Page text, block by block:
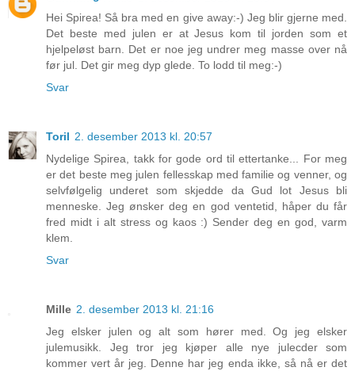
Hei Spirea! Så bra med en give away:-) Jeg blir gjerne med.
Det beste med julen er at Jesus kom til jorden som et
hjelpeløst barn. Det er noe jeg undrer meg masse over nå
før jul. Det gir meg dyp glede. To lodd til meg:-)
Svar
Toril 2. desember 2013 kl. 20:57
Nydelige Spirea, takk for gode ord til ettertanke... For meg
er det beste meg julen fellesskap med familie og venner, og
selvfølgelig underet som skjedde da Gud lot Jesus bli
menneske. Jeg ønsker deg en god ventetid, håper du får
fred midt i alt stress og kaos :) Sender deg en god, varm
klem.
Svar
Mille 2. desember 2013 kl. 21:16
Jeg elsker julen og alt som hører med. Og jeg elsker
julemusikk. Jeg tror jeg kjøper alle nye julecder som
kommer vert år jeg. Denne har jeg enda ikke, så nå er det